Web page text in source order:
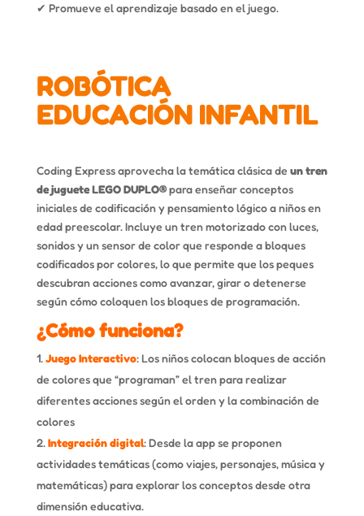
✔ Promueve el aprendizaje basado en el juego.
ROBÓTICA
EDUCACIÓN INFANTIL
Coding Express aprovecha la temática clásica de un tren
de juguete LEGO DUPLO®para enseñar conceptos
iniciales de codificación y pensamiento lógico a niños en
edad preescolar. Incluye un tren motorizado con luces,
sonidos y un sensor de color que responde a bloques
codificados por colores, lo que permite que los peques
descubran acciones como avanzar, girar o detenerse
según cómo coloquen los bloques de programación.
¿Cómo funciona?
Juego Interactivo: Los niños colocan bloques de acción
de colores que “programan” el tren para realizar
diferentes acciones según el orden y la combinación de
colores
Integración digital: Desde la app se proponen
actividades temáticas (como viajes, personajes, música y
matemáticas) para explorar los conceptos desde otra
dimensión educativa.